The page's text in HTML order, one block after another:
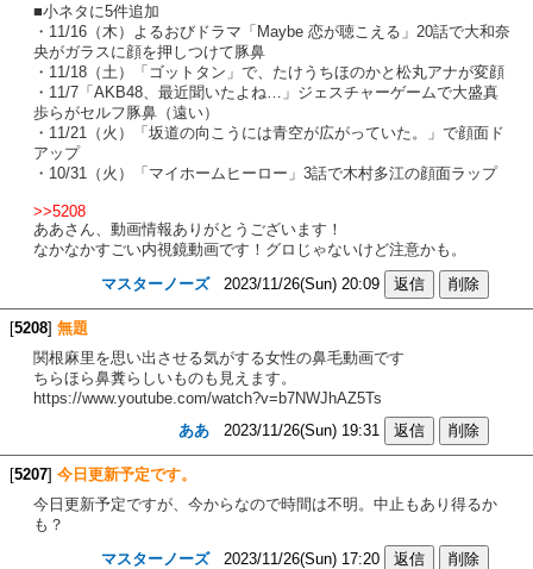
■小ネタに5件追加
・11/16（木）よるおびドラマ「Maybe 恋が聴こえる」20話で大和奈
央がガラスに顔を押しつけて豚鼻
・11/18（土）「ゴットタン」で、たけうちほのかと松丸アナが変顔
・11/7「AKB48、最近聞いたよね…」ジェスチャーゲームで大盛真
歩らがセルフ豚鼻（遠い）
・11/21（火）「坂道の向こうには青空が広がっていた。」で顔面ド
アップ
・10/31（火）「マイホームヒーロー」3話で木村多江の顔面ラップ
>>5208
ああさん、動画情報ありがとうございます！
なかなかすごい内視鏡動画です！グロじゃないけど注意かも。
マスターノーズ2023/11/26(Sun) 20:09
[5208] 無題
関根麻里を思い出させる気がする女性の鼻毛動画です
ちらほら鼻糞らしいものも見えます。
https://www.youtube.com/watch?v=b7NWJhAZ5Ts
ああ 2023/11/26(Sun) 19:31
[5207] 今日更新予定です。
今日更新予定ですが、今からなので時間は不明。中止もあり得るか
も？
マスターノーズ2023/11/26(Sun) 17:20